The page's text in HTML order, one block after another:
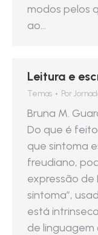
modos pelos
ao…
Leitura e
Temas Por
Bruna M.
Do que é
que sintoma
freudiano,
expressão de
sintoma”,
está
de